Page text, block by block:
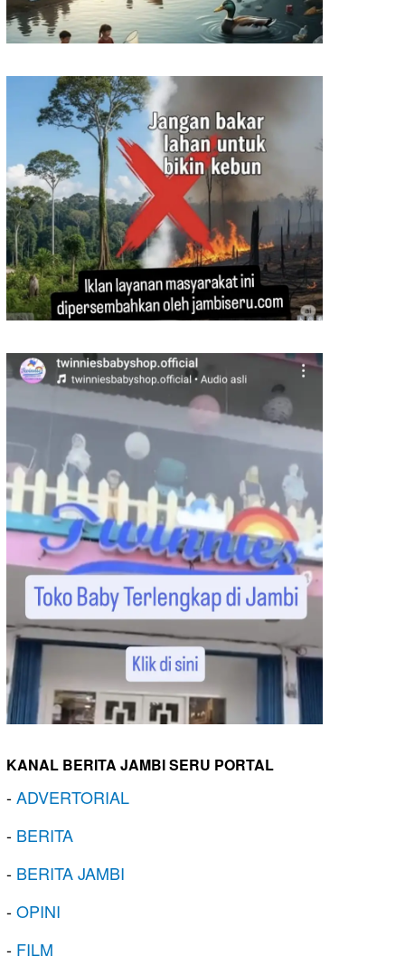
KANAL BERITA JAMBI SERU PORTAL
-ADVERTORIAL
- BERITA
- BERITA JAMBI
-OPINI
- FILM